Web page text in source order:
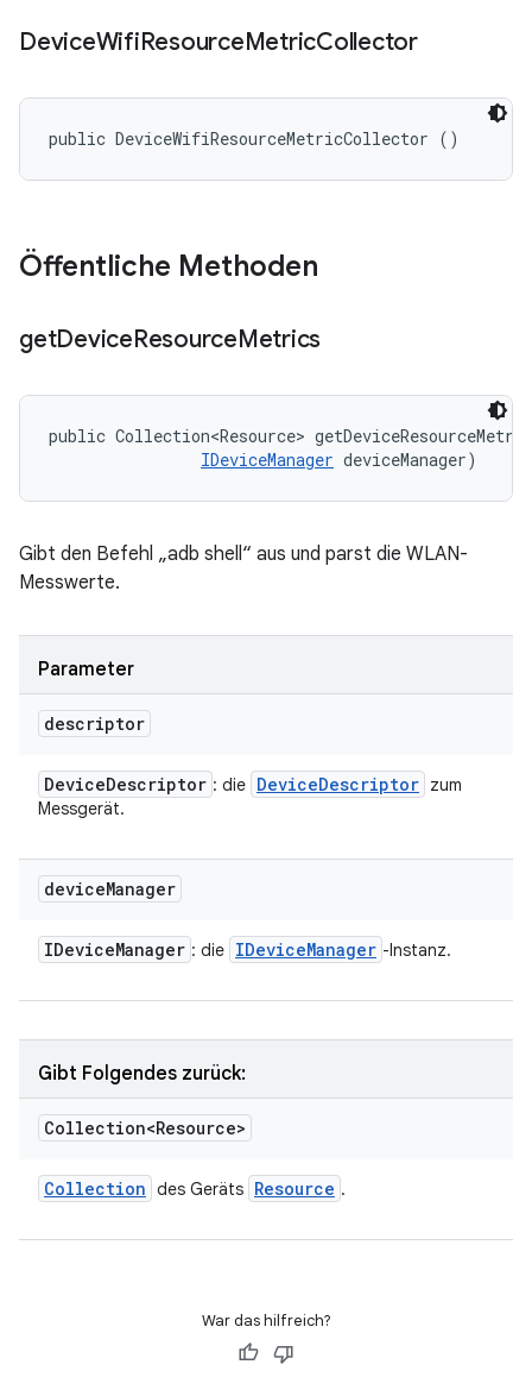
DeviceWifiResourceMetricCollector
public DeviceWifiResourceMetricCollector ()
Öffentliche Methoden
getDeviceResourceMetrics
public Collection<Resource>
IDeviceManager deviceManager)
Gibt den Befehl „adb shell“ aus und parst die WLAN-
Messwerte.
Parameter
descriptor
DeviceDescriptor : die DeviceDescriptor zum
Messgerät.
deviceManager
IDeviceManager : die IDeviceManager -Instanz.
Gibt Folgendes zurück:
Collection<Resource>
Collection des Geräts Resource .
War das hilfreich?